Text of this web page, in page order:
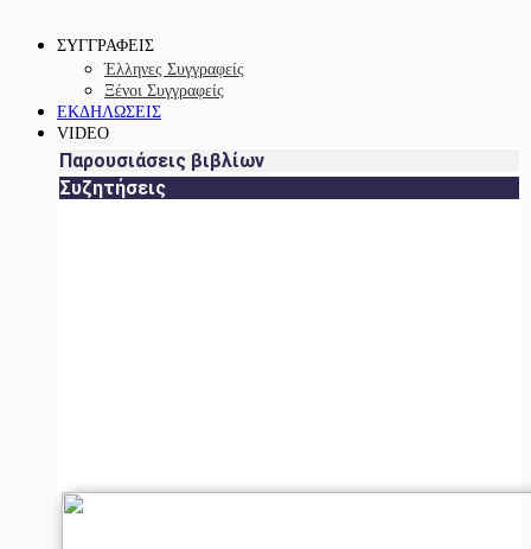
ΣΥΓΓΡΑΦΕΙΣ
Έλληνες Συγγραφείς
Ξένοι Συγγραφείς
ΕΚΔΗΛΩΣΕΙΣ
VIDEO
Παρουσιάσεις βιβλίων
Συζητήσεις